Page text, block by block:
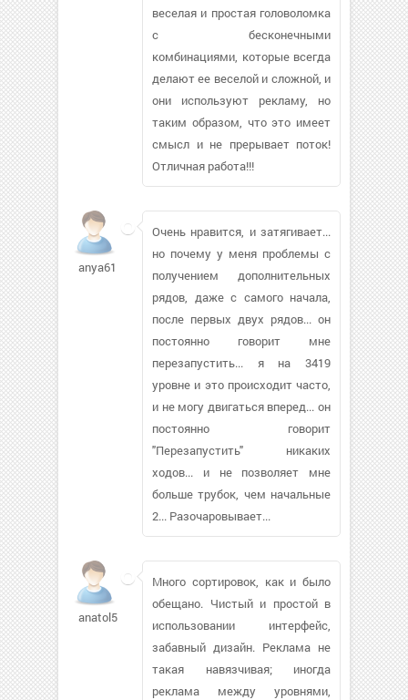
веселая и простая головоломка
с бесконечными
комбинациями, которые всегда
делают ее веселой и сложной, и
они используют рекламу, но
таким образом, что это имеет
смысл и не прерывает поток!
Отличная работа!!!
anya611749
Очень нравится, и затягивает...
но почему у меня проблемы с
получением дополнительных
рядов, даже с самого начала,
после первых двух рядов... он
постоянно говорит мне
перезапустить... я на 3419
уровне и это происходит часто,
и не могу двигаться вперед... он
постоянно говорит
"Перезапустить" никаких
ходов... и не позволяет мне
больше трубок, чем начальные
2... Разочаровывает...
anatol58
Много сортировок, как и было
обещано. Чистый и простой в
использовании интерфейс,
забавный дизайн. Реклама не
такая навязчивая; иногда
реклама между уровнями,